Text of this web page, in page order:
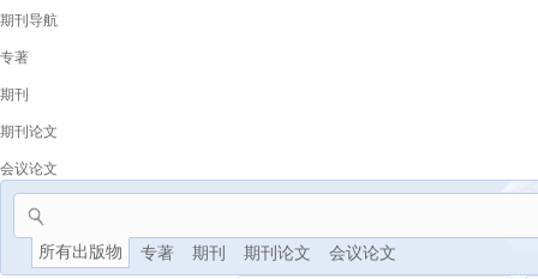
期刊导航
专著
期刊
期刊论文
会议论文
所有出版物 专著 期刊 期刊论文 会议论文